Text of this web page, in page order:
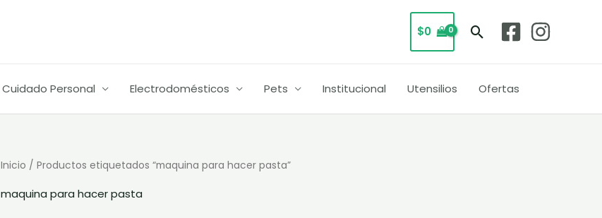
$0 Buscar
Cuidado Personal Electrodomésticos Pets Institucional Utensilios Ofertas
Inicio / Productos etiquetados “maquina para hacer pasta”
maquina para hacer pasta